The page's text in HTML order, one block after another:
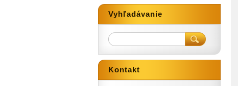
Vyhľadávanie
Kontakt